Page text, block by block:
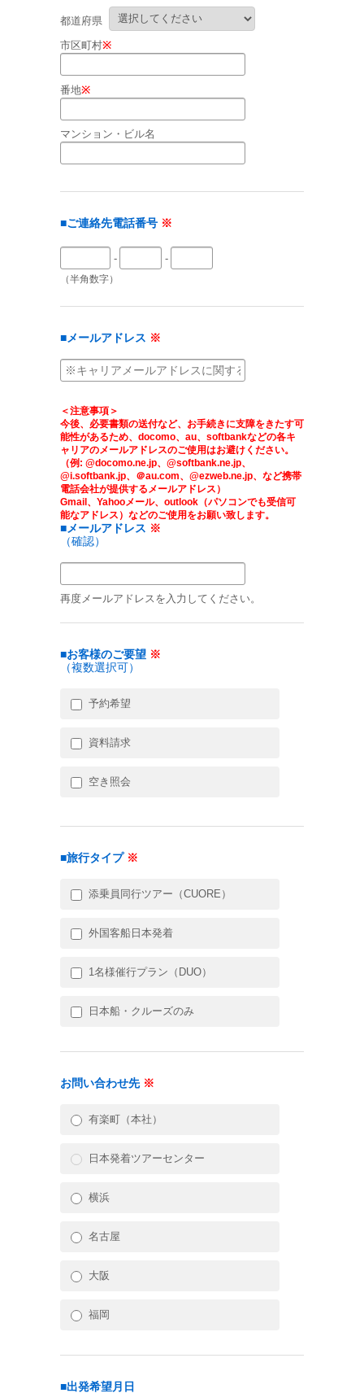
都道府県
市区町村※
番地※
マンション・ビル名
■ご連絡先電話番号 ※
- -
（半角数字）
■メールアドレス ※
＜注意事項＞
今後、必要書類の送付など、お手続きに支障をきたす可
能性があるため、docomo、au、softbankなどの各キ
ャリアのメールアドレスのご使用はお避けください。
（例: @docomo.ne.jp、@softbank.ne.jp、
@i.softbank.jp、＠au.com、@ezweb.ne.jp、など携帯
電話会社が提供するメールアドレス）
Gmail、Yahooメール、outlook（パソコンでも受信可
能なアドレス）などのご使用をお願い致します。
■メールアドレス ※
（確認）
再度メールアドレスを入力してください。
■お客様のご要望 ※
（複数選択可）
予約希望
資料請求
空き照会
■旅行タイプ ※
添乗員同行ツアー（CUORE）
外国客船日本発着
1名様催行プラン（DUO）
日本船・クルーズのみ
お問い合わせ先 ※
有楽町（本社）
日本発着ツアーセンター
横浜
名古屋
大阪
福岡
■出発希望月日